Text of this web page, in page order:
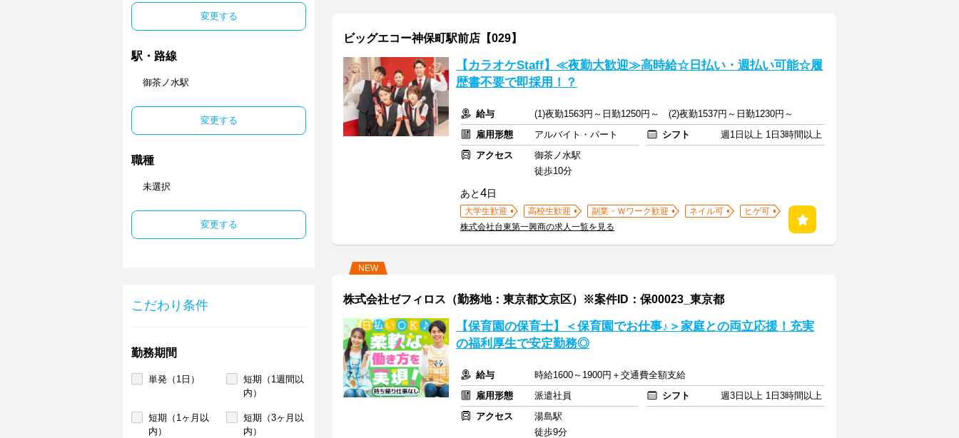
変更する
駅・路線
御茶ノ水駅
変更する
職種
未選択
変更する
こだわり条件
勤務期間
単発（1日）
短期（1週間以
内）
短期（1ヶ月以
内）
短期（3ヶ月以
内）
ビッグエコー神保町駅前店【029】
【カラオケStaff】≪夜勤大歓迎≫高時給☆日払い・週払い可能☆履
歴書不要で即採用！？
給与
(1)夜勤1563円～日勤1250円～ (2)夜勤1537円～日勤1230円～
雇用形態
アルバイト・パート シフト
週1日以上 1日3時間以上
アクセス
御茶ノ水駅
徒歩10分
あと4日
大学生歓迎 高校生歓迎 副業・Ｗワーク歓迎 ネイル可
ヒゲ可
株式会社台東第一興商の求人一覧を見る
NEW
株式会社ゼフィロス（勤務地：東京都文京区）※案件ID：保00023_東京都
【保育園の保育士】＜保育園でお仕事♪＞家庭との両立応援！充実
の福利厚生で安定勤務◎
給与
時給1600～1900円＋交通費全額支給
雇用形態
派遣社員 シフト
週3日以上 1日3時間以上
アクセス
湯島駅
徒歩9分